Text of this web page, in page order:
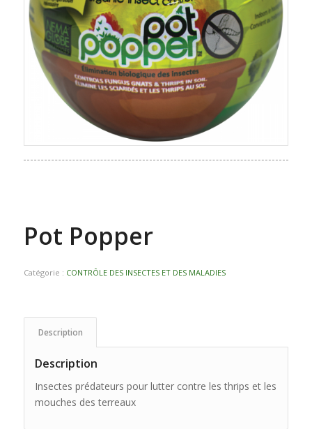
Pot Popper
Catégorie : CONTRÔLE DES INSECTES ET DES MALADIES
Description
Description
Insectes prédateurs pour lutter contre les thrips et les
mouches des terreaux